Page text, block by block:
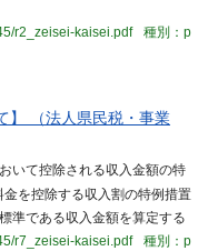
r2_zeisei-kaisei.pdf
種別：p
】 （法人県民税・事業
いて控除される収入金額の特
金を控除する収入割の特例措置
準である収入金額を算定する
r7_zeisei-kaisei.pdf
種別：p